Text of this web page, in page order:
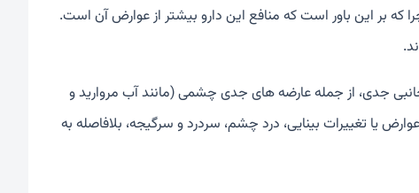
که بر این باور است که منافع این دارو بیشتر از عوارض آن است.
جدی، از جمله عارضه های جدی چشمی (مانند آب مروارید و
یا تغییرات بینایی، درد چشم، سردرد و سرگیجه، بلافاصله به